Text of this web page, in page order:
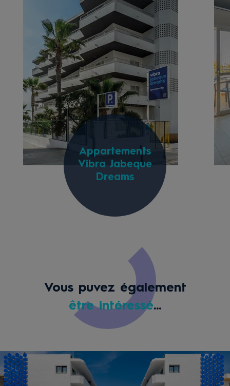
Appartements
Vibra Jabeque
Dreams
Vous puvez également
être intéressé...